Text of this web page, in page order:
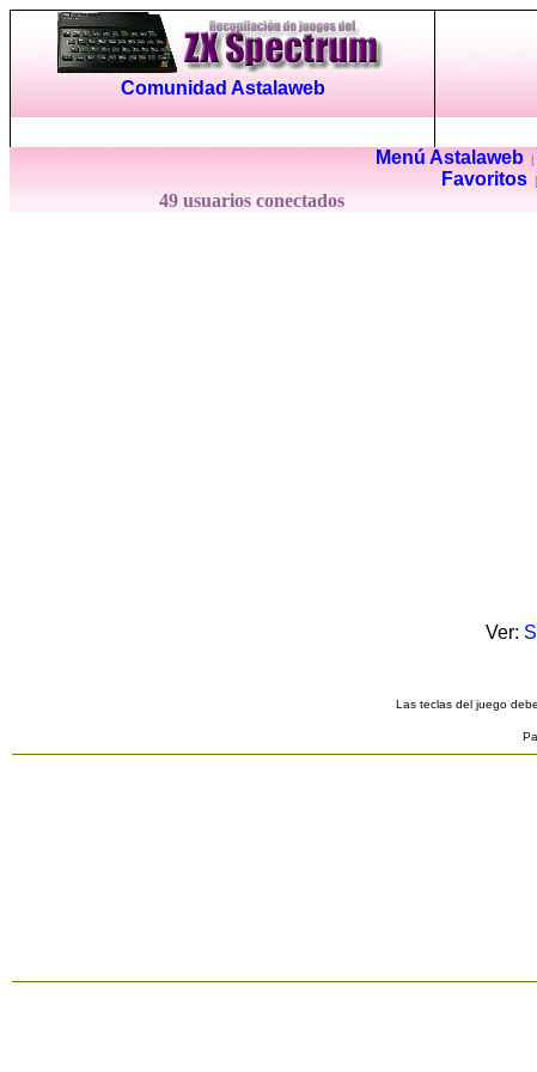
Comunidad Astalaweb
Menú Astalaweb|
Favoritos
49 usuarios conectados
Ver:
Las teclas del juego